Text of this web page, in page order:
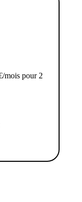
mois pour 2